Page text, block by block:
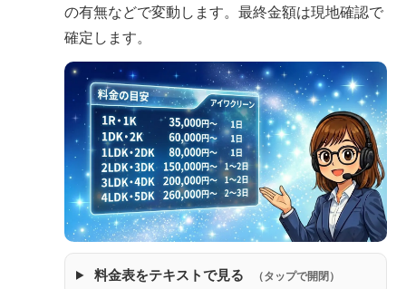
の有無などで変動します。最終金額は現地確認で
確定します。
料金表をテキストで見る （タップで開閉）